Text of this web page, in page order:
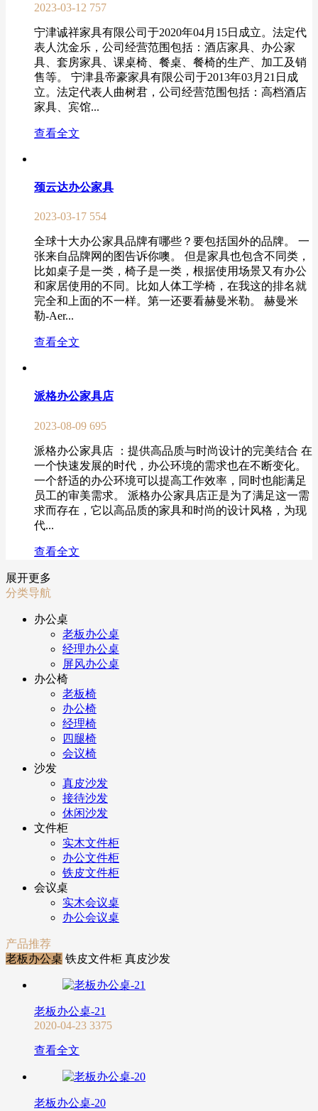
2023-03-12 757
宁津诚祥家具有限公司于2020年04月15日成立。法定代
表人沈金乐，公司经营范围包括：酒店家具、办公家
具、套房家具、课桌椅、餐桌、餐椅的生产、加工及销
售等。 宁津县帝豪家具有限公司于2013年03月21日成
立。法定代表人曲树君，公司经营范围包括：高档酒店
家具、宾馆...
查看全文
颈云达办公家具
2023-03-17 554
全球十大办公家具品牌有哪些？要包括国外的品牌。 一
张来自品牌网的图告诉你噢。 但是家具也包含不同类，
比如桌子是一类，椅子是一类，根据使用场景又有办公
和家居使用的不同。比如人体工学椅，在我这的排名就
完全和上面的不一样。第一还要看赫曼米勒。 赫曼米
勒-Aer...
查看全文
派格办公家具店
2023-08-09 695
派格办公家具店 ：提供高品质与时尚设计的完美结合 在
一个快速发展的时代，办公环境的需求也在不断变化。
一个舒适的办公环境可以提高工作效率，同时也能满足
员工的审美需求。 派格办公家具店正是为了满足这一需
求而存在，它以高品质的家具和时尚的设计风格，为现
代...
查看全文
展开更多
分类导航
办公桌
老板办公桌
经理办公桌
屏风办公桌
办公椅
老板椅
办公椅
经理椅
四腿椅
会议椅
沙发
真皮沙发
接待沙发
休闲沙发
文件柜
实木文件柜
办公文件柜
铁皮文件柜
会议桌
实木会议桌
办公会议桌
产品推荐
老板办公桌 铁皮文件柜 真皮沙发
老板办公桌-21
2020-04-23 3375
查看全文
老板办公桌-20